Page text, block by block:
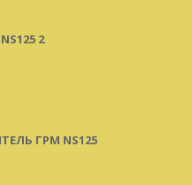
2
ГРМ NS125